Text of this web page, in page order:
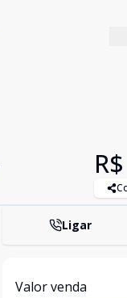
Ligar
Valor venda